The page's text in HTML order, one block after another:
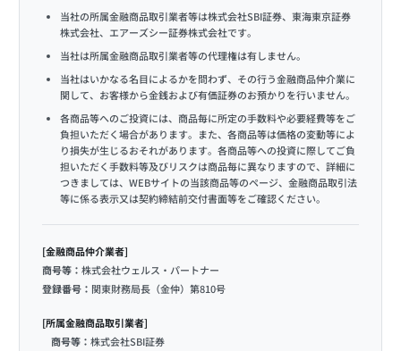
当社の所属金融商品取引業者等は株式会社SBI証券、東海東京証券
株式会社、エアーズシー証券株式会社です。
当社は所属金融商品取引業者等の代理権は有しません。
当社はいかなる名目によるかを問わず、その行う金融商品仲介業に
関して、お客様から金銭および有価証券のお預かりを行いません。
各商品等へのご投資には、商品毎に所定の手数料や必要経費等をご
負担いただく場合があります。また、各商品等は価格の変動等によ
り損失が生じるおそれがあります。各商品等への投資に際してご負
担いただく手数料等及びリスクは商品毎に異なりますので、詳細に
つきましては、WEBサイトの当該商品等のページ、金融商品取引法
等に係る表示又は契約締結前交付書面等をご確認ください。
[金融商品仲介業者]
商号等： 株式会社ウェルス・パートナー
登録番号： 関東財務局長（金仲）第810号
[所属金融商品取引業者]
商号等： 株式会社SBI証券